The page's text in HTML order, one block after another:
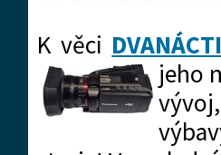
K věci
jeho